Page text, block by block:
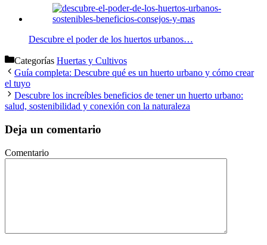
Descubre el poder de los huertos urbanos…
Categorías Huertas y Cultivos
Guía completa: Descubre qué es un huerto urbano y cómo crear
el tuyo
Descubre los increíbles beneficios de tener un huerto urbano:
salud, sostenibilidad y conexión con la naturaleza
Deja un comentario
Comentario